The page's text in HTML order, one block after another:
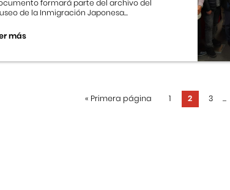
formará parte del archivo del
de la Inmigración Japonesa...
más
« Primera página 1 2 3 ...